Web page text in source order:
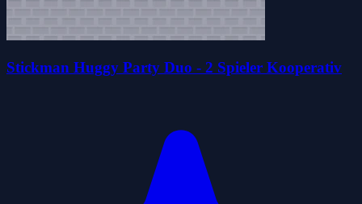
Stickman Huggy Party Duo - 2 Spieler Kooperativ